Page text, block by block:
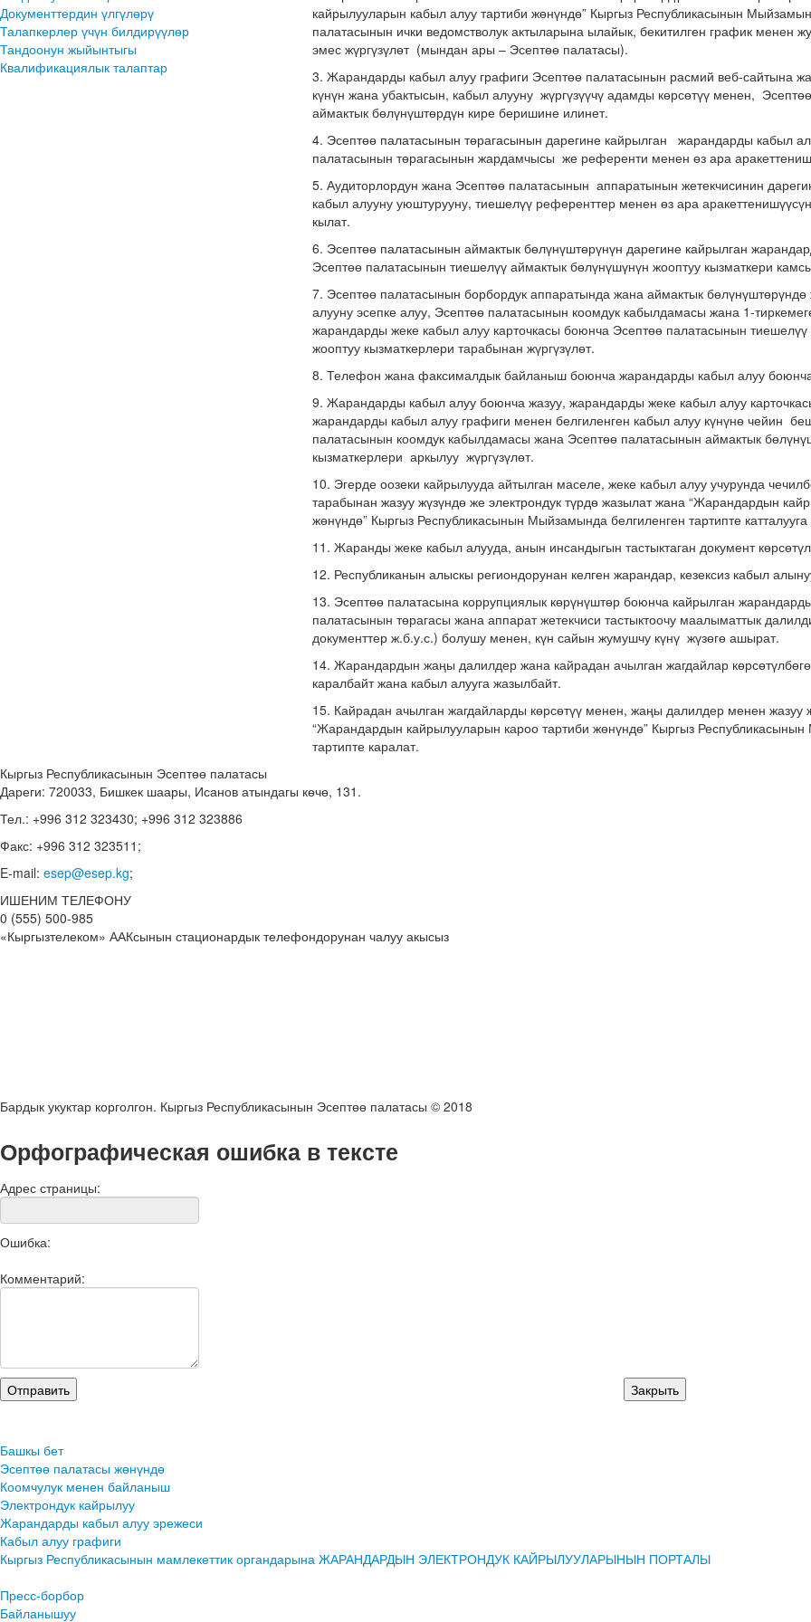
Документтердин үлгүлөрү
Талапкерлер үчүн билдирүүлөр
Тандоонун жыйынтыгы
Квалификациялык талаптар
кайрылууларын кабыл алуу тартиби жөнүндө” Кыргыз Республикасынын
палатасынын ички ведомстволук актыларына ылайык, бекитилген график менен
эмес жүргүзүлөт (мындан ары – Эсептөө палатасы).
3. Жарандарды кабыл алуу графиги Эсептөө палатасынын расмий веб-сайтына
күнүн жана убактысын, кабыл алууну жүргүзүүчү адамды көрсөтүү менен,
аймактык бөлүнүштөрдүн кире беришине илинет.
4. Эсептөө палатасынын төрагасынын дарегине кайрылган жарандарды кабыл
палатасынын төрагасынын жардамчысы же референти менен өз ара
5. Аудиторлордун жана Эсептөө палатасынын аппаратынын жетекчисинин
кабыл алууну уюштурууну, тиешелүү референттер менен өз ара
кылат.
6. Эсептөө палатасынын аймактык бөлүнүштөрүнүн дарегине кайрылган
Эсептөө палатасынын тиешелүү аймактык бөлүнүшүнүн жооптуу кызматкери
7. Эсептөө палатасынын борбордук аппаратында жана аймактык
алууну эсепке алуу, Эсептөө палатасынын коомдук кабылдамасы жана 1-
жарандарды жеке кабыл алуу карточкасы боюнча Эсептөө палатасынын
жооптуу кызматкерлери тарабынан жүргүзүлөт.
8. Телефон жана факсималдык байланыш боюнча жарандарды кабыл алуу боюнча
9. Жарандарды кабыл алуу боюнча жазуу, жарандарды жеке кабыл алуу
жарандарды кабыл алуу графиги менен белгиленген кабыл алуу күнүнө чейин
палатасынын коомдук кабылдамасы жана Эсептөө палатасынын аймактык
кызматкерлери аркылуу жүргүзүлөт.
10. Эгерде оозеки кайрылууда айтылган маселе, жеке кабыл алуу учурунда
тарабынан жазуу жүзүндө же электрондук түрдө жазылат жана “Жарандардын
жөнүндө” Кыргыз Республикасынын Мыйзамында белгиленген тартипте
11. Жаранды жеке кабыл алууда, анын инсандыгын тастыктаган документ
12. Республиканын алыскы региондорунан келген жарандар, кезексиз кабыл
13. Эсептөө палатасына коррупциялык көрүнүштөр боюнча кайрылган
палатасынын төрагасы жана аппарат жетекчиси тастыктоочу маалыматтык
документтер ж.б.у.с.) болушу менен, күн сайын жумушчу күнү жүзөгө ашырат.
14. Жарандардын жаңы далилдер жана кайрадан ачылган жагдайлар
каралбайт жана кабыл алууга жазылбайт.
15. Кайрадан ачылган жагдайларды көрсөтүү менен, жаңы далилдер менен жазуу
“Жарандардын кайрылууларын кароо тартиби жөнүндө” Кыргыз
тартипте каралат.
Кыргыз Республикасынын Эсептөө палатасы
Дареги: 720033, Бишкек шаары, Исанов атындагы көчө, 131.
Тел.: +996 312 323430; +996 312 323886
Факс: +996 312 323511;
E-mail: esep@esep.kg;
ИШЕНИМ ТЕЛЕФОНУ
0 (555) 500-985
«Кыргызтелеком» ААКсынын стационардык телефондорунан чалуу акысыз
Бардык укуктар корголгон. Кыргыз Республикасынын Эсептөө палатасы © 2018
Орфографическая ошибка в тексте
Адрес страницы:
Ошибка:
Комментарий:
Башкы бет
Эсептөө палатасы жөнүндө
Коомчулук менен байланыш
Электрондук кайрылуу
Жарандарды кабыл алуу эрежеси
Кабыл алуу графиги
Кыргыз Республикасынын мамлекеттик органдарына ЖАРАНДАРДЫН ЭЛЕКТРОНДУК КАЙРЫЛУУЛАРЫНЫН ПОРТАЛЫ
Пресс-борбор
Байланышуу